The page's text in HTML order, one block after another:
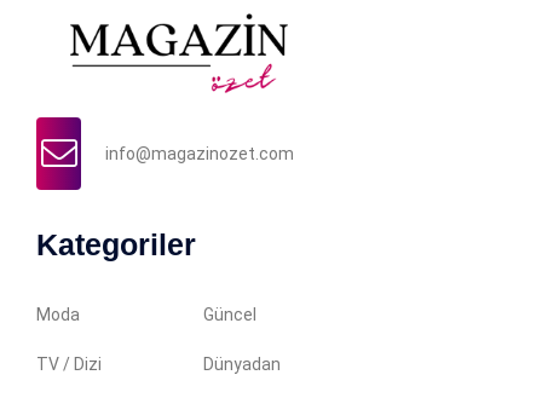
info@magazinozet.com
Kategoriler
Moda Güncel
TV / Dizi Dünyadan